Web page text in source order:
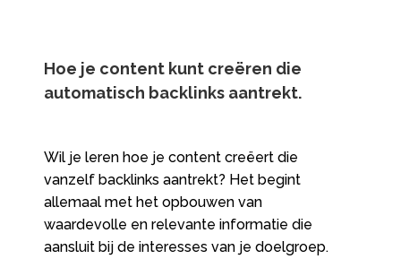
Hoe je content kunt creëren die
automatisch backlinks aantrekt.​
Wil je leren hoe je content creëert die
vanzelf backlinks aantrekt? Het begint
allemaal met het opbouwen van
waardevolle en relevante informatie die
aansluit bij de interesses van je doelgroep.